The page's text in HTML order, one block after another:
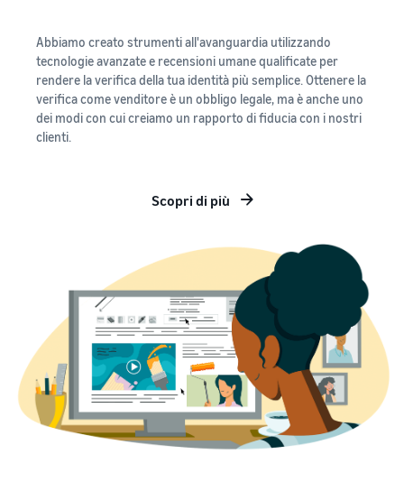
Abbiamo creato strumenti all'avanguardia utilizzando
tecnologie avanzate e recensioni umane qualificate per
rendere la verifica della tua identità più semplice. Ottenere la
verifica come venditore è un obbligo legale, ma è anche uno
dei modi con cui creiamo un rapporto di fiducia con i nostri
clienti.
Scopri di più